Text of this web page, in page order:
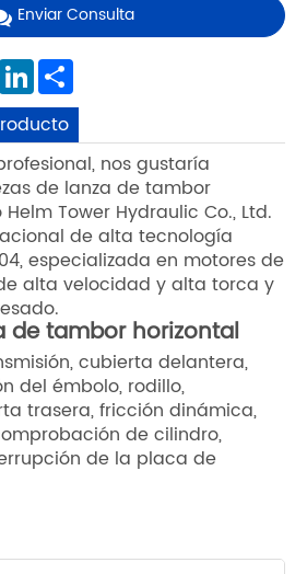
Enviar Consulta
Pinterest
LinkedIn
nos gustaría
de lanza de tambor
Tower Hydraulic Co., Ltd.
de alta tecnología
especializada en motores de
alta velocidad y alta torca y
de tambor horizontal
cubierta delantera,
del émbolo, rodillo,
trasera, fricción dinámica,
de cilindro,
de la placa de